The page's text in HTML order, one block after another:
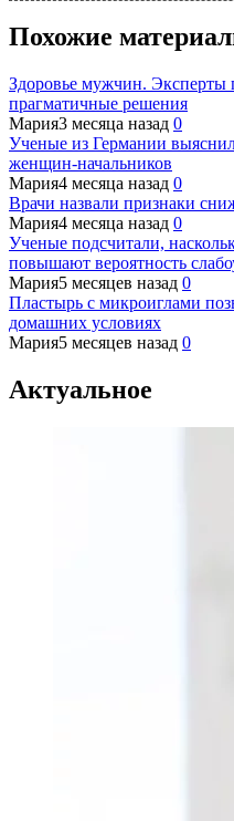
Похожие
Здоровье мужчин. Эксперты
прагматичные решения
Мария3 месяца назад 0
Ученые из Германии
женщин-начальников
Мария4 месяца назад 0
Врачи назвали признаки
Мария4 месяца назад 0
Ученые подсчитали,
повышают вероятность
Мария5 месяцев назад 0
Пластырь с микроиглами
домашних условиях
Мария5 месяцев назад 0
Актуальное